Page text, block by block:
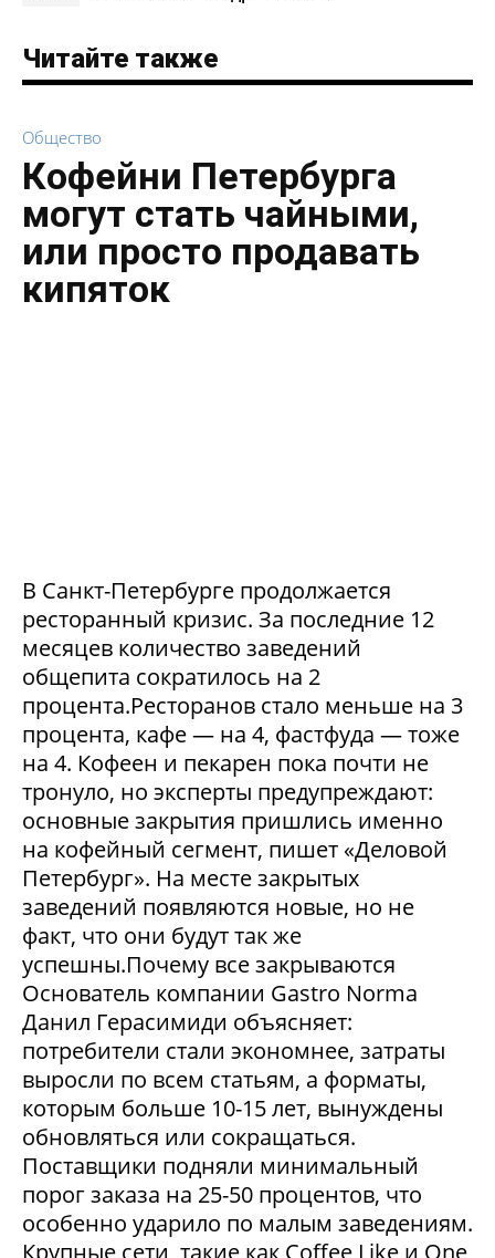
Читайте также
Общество
Кофейни Петербурга
могут стать чайными,
или просто продавать
кипяток
В Санкт-Петербурге продолжается
ресторанный кризис. За последние 12
месяцев количество заведений
общепита сократилось на 2
процента.Ресторанов стало меньше на 3
процента, кафе — на 4, фастфуда — тоже
на 4. Кофеен и пекарен пока почти не
тронуло, но эксперты предупреждают:
основные закрытия пришлись именно
на кофейный сегмент, пишет «Деловой
Петербург». На месте закрытых
заведений появляются новые, но не
факт, что они будут так же
успешны.Почему все закрываются
Основатель компании Gastro Norma
Данил Герасимиди объясняет:
потребители стали экономнее, затраты
выросли по всем статьям, а форматы,
которым больше 10-15 лет, вынуждены
обновляться или сокращаться.
Поставщики подняли минимальный
порог заказа на 25-50 процентов, что
особенно ударило по малым заведениям.
Крупные сети, такие как Coffee Like и One